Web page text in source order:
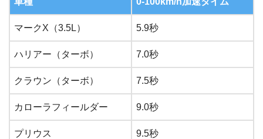
マークX（3.5L） 5.9秒
ハリアー（ターボ） 7.0秒
クラウン（ターボ） 7.5秒
カローラフィールダー 9.0秒
プリウス 9.5秒